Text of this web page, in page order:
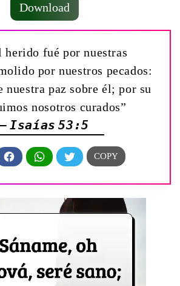
Download
herido fué por nuestras
por nuestros pecados:
nuestra paz sobre él; por su
nosotros curados”
— Isaías 53:5